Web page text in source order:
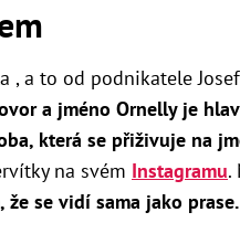
, a to od podnikatele
a jméno Ornelly je
která se přiživuje na
na svém Instagramu.
že se vidí sama jako prase.